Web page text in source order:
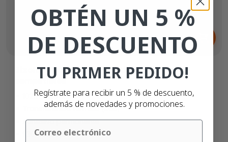
Desde
04€
Bixolon 800294-305BIX etiquetas
compatibles
102mm x 76mm
Transferencia térmica (eco)
Adhesivo permanente
930 etiquetas
OBTÉN UN 5 %
DE DESCUENTO
TU PRIMER PEDIDO!
Regístrate para recibir un 5 % de descuento,
además de novedades y promociones.
Email